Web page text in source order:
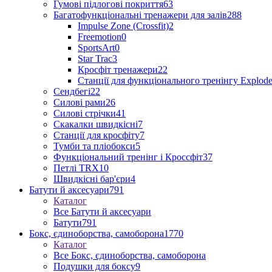
Гумові підлогові покриття63
Багатофункціональні тренажери для залів288
Impulse Zone (Crossfit)2
Freemotion0
SportsArt0
Star Trac3
Кросфіт тренажери22
Станції для функціонального тренінгу Explode
Сендбегі22
Силові рами26
Силові стрічки41
Скакалки швидкісні7
Станції для кросфіту7
Тумби та пліобокси5
Функціональний тренінг і Кроссфіт37
Петлі TRX10
Швидкісні бар'єри4
Батути й аксесуари791
Каталог
Все Батути й аксесуари
Батути791
Бокс, єдиноборства, самоборона1770
Каталог
Все Бокс, єдиноборства, самоборона
Подушки для боксу9